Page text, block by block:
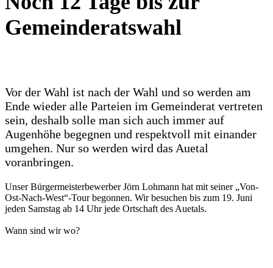
Gemeinderatswahl
Vor der Wahl ist nach der Wahl und so werden am
Ende wieder alle Parteien im Gemeinderat vertreten
sein, deshalb solle man sich auch immer auf
Augenhöhe begegnen und respektvoll mit einander
umgehen. Nur so werden wird das Auetal
voranbringen.
Unser Bürgermeisterbewerber Jörn Lohmann hat mit seiner „Von-
Ost-Nach-West“-Tour begonnen. Wir besuchen bis zum 19. Juni
jeden Samstag ab 14 Uhr jede Ortschaft des Auetals.
Wann sind wir wo?